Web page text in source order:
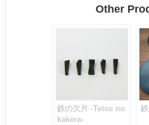
Other
鉄の欠片 -Tetsu no
kakera-